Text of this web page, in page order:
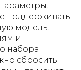
поддерживать
модель.
и
набора
сбросить